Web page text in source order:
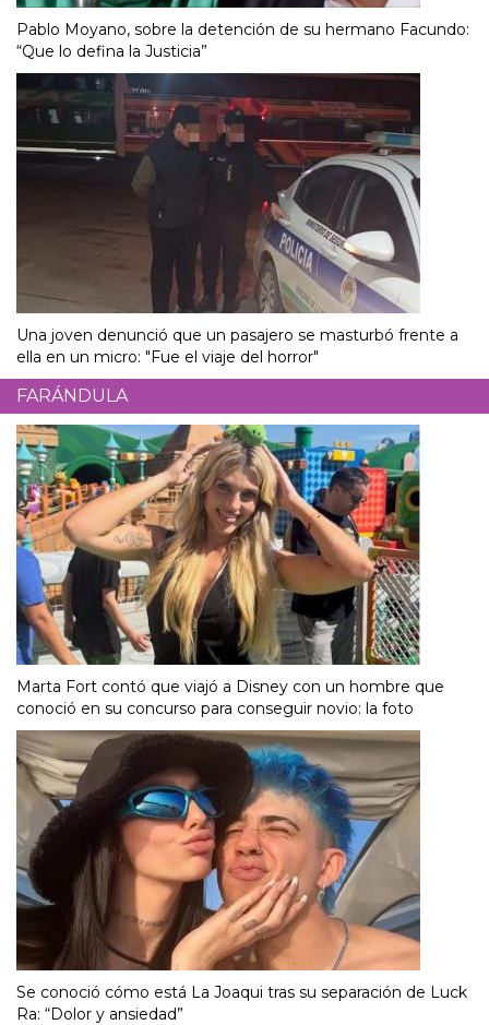
Pablo Moyano, sobre la detención de su hermano Facundo:
“Que lo defina la Justicia”
Una joven denunció que un pasajero se masturbó frente a
ella en un micro: "Fue el viaje del horror"
FARÁNDULA
Marta Fort contó que viajó a Disney con un hombre que
conoció en su concurso para conseguir novio: la foto
Se conoció cómo está La Joaqui tras su separación de Luck
Ra: “Dolor y ansiedad”